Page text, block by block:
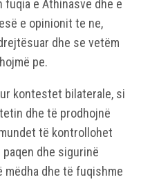
fuqia e Athinasve dhe e
e opinionit te ne,
dhe se vetëm
pe.
kontestet bilaterale, si
dhe të prodhojnë
të kontrollohet
dhe sigurinë
mëdha dhe të fuqishme